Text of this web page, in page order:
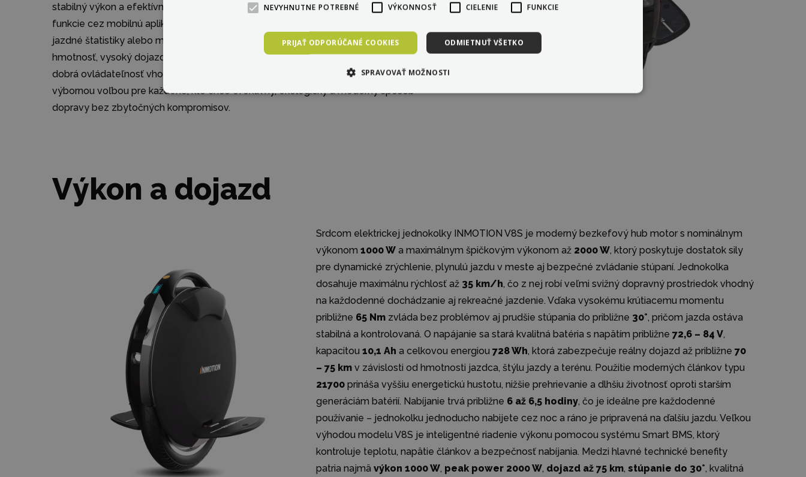
stabilný výkon a efektívne hospodárenie s energiou. Jednokolka podporuje inteligentné
funkcie cez mobilnú aplikáciu pre Android aj iOS, kde môže jazdec sledovať stav batérie,
jazdné štatistiky alebo meniť jazdné režimy. Medzi hlavné benefity patrí najmä nízka
hmotnosť, vysoký dojazd až 75 km, výkonný motor 1000 W, kvalitná elektronika a veľmi
dobrá ovládateľnosť vhodná pre začiatočníkov aj pokročilých jazdcov. INMOTION V8S je
výbornou voľbou pre každého, kto chce efektívny, ekologický a moderný spôsob
dopravy bez zbytočných kompromisov.
Výkon a dojazd
Srdcom elektrickej jednokolky INMOTION V8S je moderný bezkefový hub motor s nominálnym
výkonom 1000 W a maximálnym špičkovým výkonom až 2000 W, ktorý poskytuje dostatok sily
pre dynamické zrýchlenie, plynulú jazdu v meste aj bezpečné zvládanie stúpaní. Jednokolka
dosahuje maximálnu rýchlosť až 35 km/h, čo z nej robí veľmi svižný dopravný prostriedok vhodný
na každodenné dochádzanie aj rekreačné jazdenie. Vďaka vysokému krútiacemu momentu
približne 65 Nm zvláda bez problémov aj prudšie stúpania do približne 30°, pričom jazda ostáva
stabilná a kontrolovaná. O napájanie sa stará kvalitná batéria s napätím približne 72,6 – 84 V,
kapacitou 10,1 Ah a celkovou energiou 728 Wh, ktorá zabezpečuje reálny dojazd až približne 70
– 75 km v závislosti od hmotnosti jazdca, štýlu jazdy a terénu. Použitie moderných článkov typu
21700 prináša vyššiu energetickú hustotu, nižšie prehrievanie a dlhšiu životnosť oproti starším
generáciám batérií. Nabíjanie trvá približne 6 až 6,5 hodiny, čo je ideálne pre každodenné
používanie – jednokolku jednoducho nabijete cez noc a ráno je pripravená na ďalšiu jazdu. Veľkou
výhodou modelu V8S je inteligentné riadenie výkonu pomocou systému Smart BMS, ktorý
kontroluje teplotu, napätie článkov a bezpečnosť nabíjania. Medzi hlavné technické benefity
patria najmä výkon 1000 W, peak power 2000 W, dojazd až 75 km, stúpanie do 30°, kvalitná
NEVYHNUTNE POTREBNÉ VÝKONNOSŤ CIELENIE FUNKCIE
PRIJAŤ ODPORÚČANÉ COOKIES ODMIETNUŤ VŠETKO
SPRAVOVAŤ MOŽNOSTI